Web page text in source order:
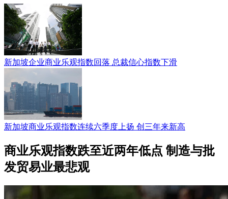
新加坡企业商业乐观指数回落 总裁信心指数下滑
新加坡商业乐观指数连续六季度上扬 创三年来新高
商业乐观指数跌至近两年低点 制造与批
发贸易业最悲观